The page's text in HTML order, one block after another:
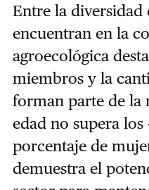
Entre la diversidad
encuentran en la
agroecológica
miembros y la
forman parte de la
edad no supera los
porcentaje de
demuestra el